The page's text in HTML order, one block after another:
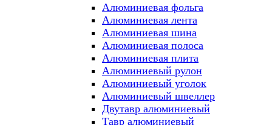
Алюминиевая фольга
Алюминиевая лента
Алюминиевая шина
Алюминиевая полоса
Алюминиевая плита
Алюминиевый рулон
Алюминиевый уголок
Алюминиевый швеллер
Двутавр алюминиевый
Тавр алюминиевый